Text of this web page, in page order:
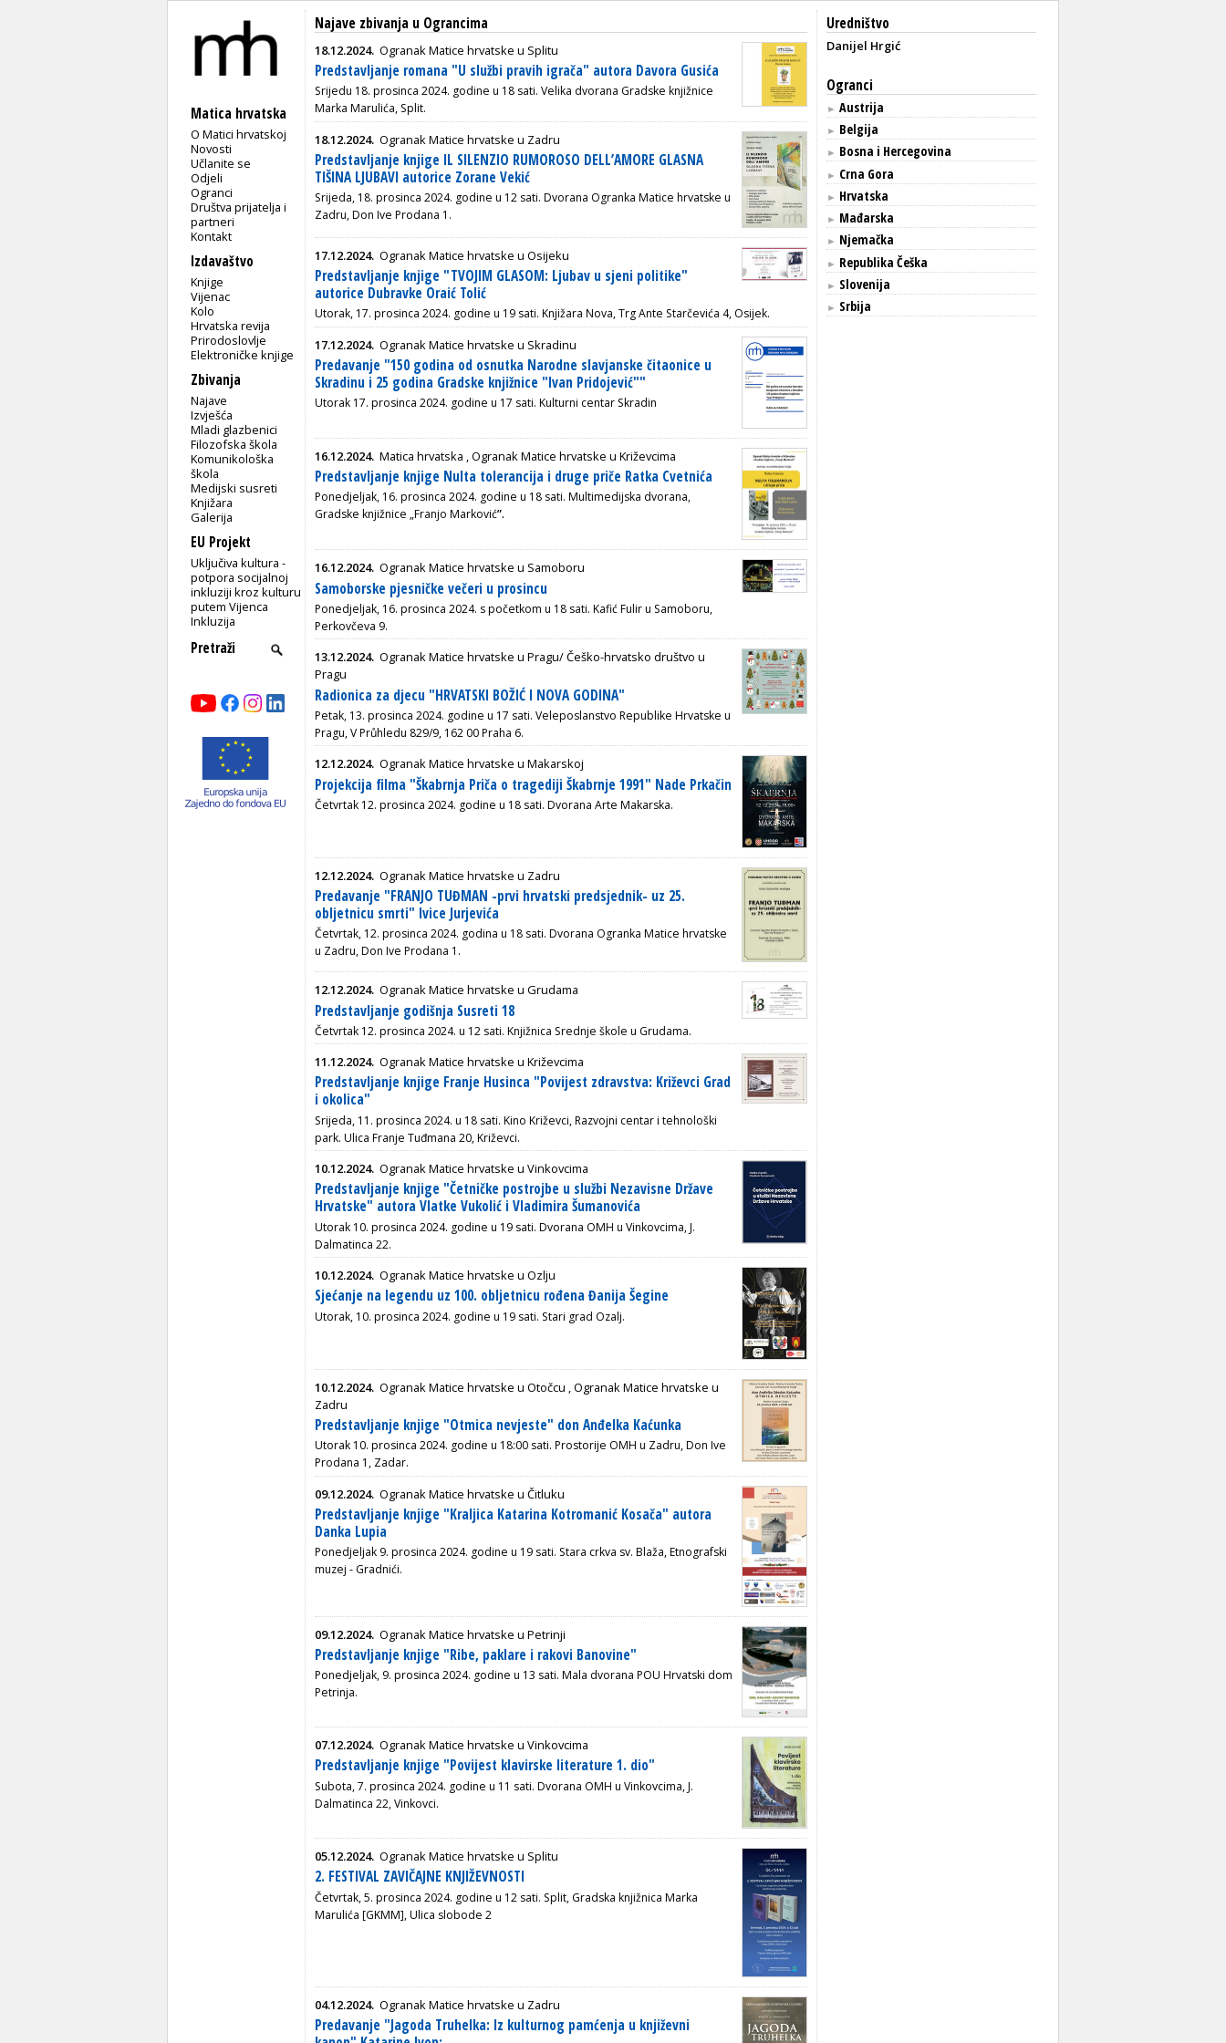
Matica hrvatska
O Matici hrvatskoj
Novosti
Učlanite se
Odjeli
Ogranci
Društva prijatelja i
partneri
Kontakt
Izdavaštvo
Knjige
Vijenac
Kolo
Hrvatska revija
Prirodoslovlje
Elektroničke knjige
Zbivanja
Najave
Izvješća
Mladi glazbenici
Filozofska škola
Komunikološka
škola
Medijski susreti
Knjižara
Galerija
EU Projekt
Uključiva kultura -
potpora socijalnoj
inkluziji kroz kulturu
putem Vijenca
Inkluzija
Najave zbivanja u Ograncima
18.12.2024. Ogranak Matice hrvatske u Splitu
Predstavljanje romana "U službi pravih igrača" autora Davora Gusića
Srijedu 18. prosinca 2024. godine u 18 sati. Velika dvorana Gradske knjižnice
Marka Marulića, Split.
18.12.2024. Ogranak Matice hrvatske u Zadru
Predstavljanje knjige IL SILENZIO RUMOROSO DELL’AMORE GLASNA
TIŠINA LJUBAVI autorice Zorane Vekić
Srijeda, 18. prosinca 2024. godine u 12 sati. Dvorana Ogranka Matice hrvatske u
Zadru, Don Ive Prodana 1.
17.12.2024. Ogranak Matice hrvatske u Osijeku
Predstavljanje knjige "TVOJIM GLASOM: Ljubav u sjeni politike"
autorice Dubravke Oraić Tolić
Utorak, 17. prosinca 2024. godine u 19 sati. Knjižara Nova, Trg Ante Starčevića 4, Osijek.
17.12.2024. Ogranak Matice hrvatske u Skradinu
Predavanje "150 godina od osnutka Narodne slavjanske čitaonice u
Skradinu i 25 godina Gradske knjižnice "Ivan Pridojević""
Utorak 17. prosinca 2024. godine u 17 sati. Kulturni centar Skradin
16.12.2024. Matica hrvatska ,Ogranak Matice hrvatske u Križevcima
Predstavljanje knjige Nulta tolerancija i druge priče Ratka Cvetnića
Ponedjeljak, 16. prosinca 2024. godine u 18 sati. Multimedijska dvorana,
Gradske knjižnice „Franjo Marković”.
16.12.2024. Ogranak Matice hrvatske u Samoboru
Samoborske pjesničke večeri u prosincu
Ponedjeljak, 16. prosinca 2024. s početkom u 18 sati. Kafić Fulir u Samoboru,
Perkovčeva 9.
13.12.2024. Ogranak Matice hrvatske u Pragu/ Češko-hrvatsko društvo u
Pragu
Radionica za djecu "HRVATSKI BOŽIĆ I NOVA GODINA"
Petak, 13. prosinca 2024. godine u 17 sati. Veleposlanstvo Republike Hrvatske u
Pragu, V Průhledu 829/9, 162 00 Praha 6.
12.12.2024. Ogranak Matice hrvatske u Makarskoj
Projekcija filma "Škabrnja Priča o tragediji Škabrnje 1991" Nade Prkačin
Četvrtak 12. prosinca 2024. godine u 18 sati. Dvorana Arte Makarska.
12.12.2024. Ogranak Matice hrvatske u Zadru
Predavanje "FRANJO TUĐMAN -prvi hrvatski predsjednik- uz 25.
obljetnicu smrti" Ivice Jurjevića
Četvrtak, 12. prosinca 2024. godina u 18 sati. Dvorana Ogranka Matice hrvatske
u Zadru, Don Ive Prodana 1.
12.12.2024. Ogranak Matice hrvatske u Grudama
Predstavljanje godišnja Susreti 18
Četvrtak 12. prosinca 2024. u 12 sati. Knjižnica Srednje škole u Grudama.
11.12.2024. Ogranak Matice hrvatske u Križevcima
Predstavljanje knjige Franje Husinca "Povijest zdravstva: Križevci Grad
i okolica"
Srijeda, 11. prosinca 2024. u 18 sati. Kino Križevci, Razvojni centar i tehnološki
park. Ulica Franje Tuđmana 20, Križevci.
10.12.2024. Ogranak Matice hrvatske u Vinkovcima
Predstavljanje knjige "Četničke postrojbe u službi Nezavisne Države
Hrvatske" autora Vlatke Vukolić i Vladimira Šumanovića
Utorak 10. prosinca 2024. godine u 19 sati. Dvorana OMH u Vinkovcima, J.
Dalmatinca 22.
10.12.2024. Ogranak Matice hrvatske u Ozlju
Sjećanje na legendu uz 100. obljetnicu rođena Đanija Šegine
Utorak, 10. prosinca 2024. godine u 19 sati. Stari grad Ozalj.
10.12.2024. Ogranak Matice hrvatske u Otočcu ,Ogranak Matice hrvatske u
Zadru
Predstavljanje knjige "Otmica nevjeste" don Anđelka Kaćunka
Utorak 10. prosinca 2024. godine u 18:00 sati. Prostorije OMH u Zadru, Don Ive
Prodana 1, Zadar.
09.12.2024. Ogranak Matice hrvatske u Čitluku
Predstavljanje knjige "Kraljica Katarina Kotromanić Kosača" autora
Danka Lupia
Ponedjeljak 9. prosinca 2024. godine u 19 sati. Stara crkva sv. Blaža,Etnografski
muzej - Gradnići.
09.12.2024. Ogranak Matice hrvatske u Petrinji
Predstavljanje knjige "Ribe, paklare i rakovi Banovine"
Ponedjeljak, 9. prosinca 2024. godine u 13 sati. Mala dvorana POU Hrvatski dom
Petrinja.
07.12.2024. Ogranak Matice hrvatske u Vinkovcima
Predstavljanje knjige "Povijest klavirske literature 1. dio"
Subota, 7. prosinca 2024. godine u 11 sati. Dvorana OMH u Vinkovcima, J.
Dalmatinca 22, Vinkovci.
05.12.2024. Ogranak Matice hrvatske u Splitu
2. FESTIVAL ZAVIČAJNE KNJIŽEVNOSTI
Četvrtak, 5. prosinca 2024. godine u 12 sati. Split, Gradska knjižnica Marka
Marulića [GKMM], Ulica slobode 2
04.12.2024. Ogranak Matice hrvatske u Zadru
Predavanje "Jagoda Truhelka: Iz kulturnog pamćenja u književni
Uredništvo
Danijel Hrgić
Ogranci
► Austrija
► Belgija
► Bosna i Hercegovina
► Crna Gora
► Hrvatska
► Mađarska
► Njemačka
► Republika Češka
► Slovenija
► Srbija